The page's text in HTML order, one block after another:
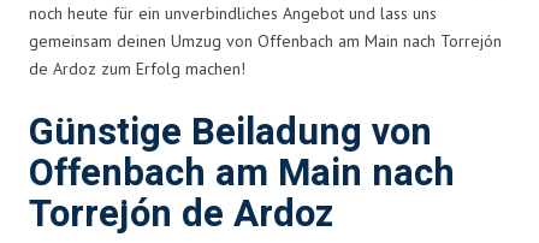
noch heute für ein unverbindliches Angebot und lass uns
gemeinsam deinen Umzug von Offenbach am Main nach Torrejón
de Ardoz zum Erfolg machen!
Günstige Beiladung von
Offenbach am Main nach
Torrejón de Ardoz